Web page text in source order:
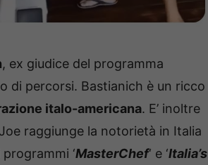
, ex giudice del programma
di percorsi. Bastianich è un ricco
italo-americana. E’ inoltre
raggiunge la notorietà in Italia
‘MasterChef‘ e ‘Italia’s